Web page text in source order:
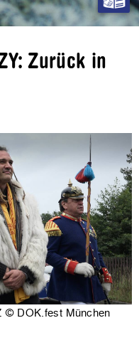
Zurück in
© DOK.fest München